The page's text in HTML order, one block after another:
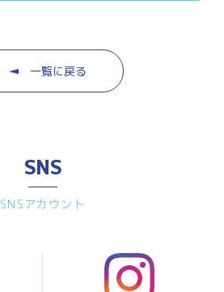
一覧に戻る
SNS
SNSアカウント